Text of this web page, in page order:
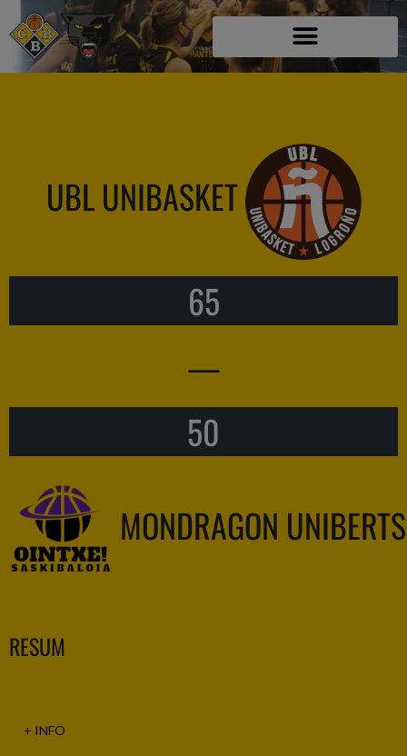
UBL UNIBASKET
65
—
50
MONDRAGON
RESUM
+ INFO